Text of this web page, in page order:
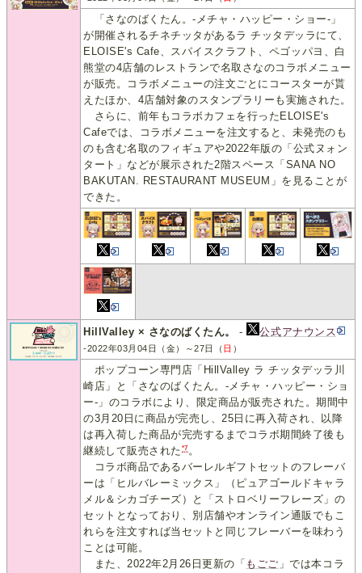
「さなのばくたん。-メチャ・ハッピー・ショー-」
が開催されるチネチッタがあるラ チッタデッラにて、
ELOISE's Cafe、スパイスクラフト、ペゴッパヨ、白
熊堂の4店舗のレストランで名取さなのコラボメニュー
が販売。コラボメニューの注文ごとにコースターが貰
えたほか、4店舗対象のスタンプラリーも実施された。
さらに、前年もコラボカフェを行ったELOISE's
Cafeでは、コラボメニューを注文すると、未発売のも
のも含む名取のフィギュアや2022年版の「公式ヌォン
タート」などが展示された2階スペース「SANA NO
BAKUTAN. RESTAURANT MUSEUM」を見ることが
できた。
HillValley × さなのばくたん。 - 公式アナウンス
-2022年03月04日（金）～27日（ 日 ）
ポップコーン専門店「HillValley ラ チッタデッラ川
崎店」と「さなのばくたん。-メチャ・ハッピー・ショ
ー-」のコラボにより、限定商品が販売された。期間中
の3月20日に商品が完売し、25日に再入荷され、以降
は再入荷した商品が完売するまでコラボ期間終了後も
継続して販売された *7。
コラボ商品であるバーレルギフトセットのフレーバ
ーは「ヒルバレーミックス」（ピュアゴールドキャラ
メル＆シカゴチーズ）と「ストロベリーフレーズ」の
セットとなっており、別店舗やオンライン通販でもこ
れらを注文すれば当セットと同じフレーバーを味わう
ことは可能。
また、2022年2月26日更新の「 もごご 」では本コラ